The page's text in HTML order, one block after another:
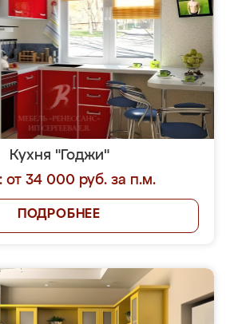
Кухня "Годжи"
от 34 000 руб. за п.м.
ПОДРОБНЕЕ